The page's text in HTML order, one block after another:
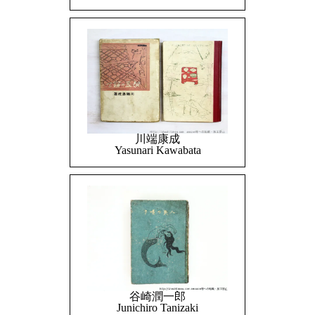
川端康成
Yasunari Kawabata
谷崎潤一郎
Junichiro Tanizaki